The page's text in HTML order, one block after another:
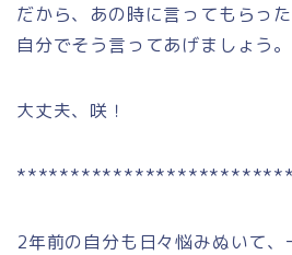
だから、あの時に言ってもらった
自分でそう言ってあげましょう。
大丈夫、咲！
2年前の自分も日々悩みぬいて